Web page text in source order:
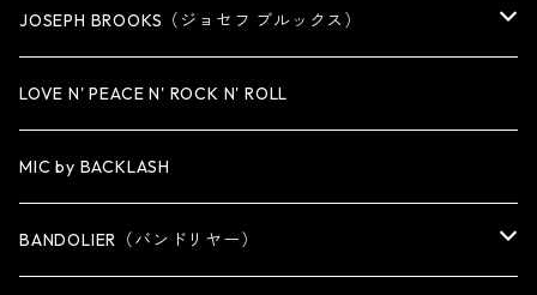
KEY CHAIN
WALLET CHAIN
WALLET
OTHER
CUFF・BANGLE
NECKLACE
KEY CHAIN
WALLET CHAIN
NECKLACE
BRACELET
MEDIUM
JOSEPH BROOKS（ジョセフ ブルックス）
BRACELET
NECKLACE
LOVE N' PEACE N' ROCK N' ROLL
MIC by BACKLASH
BANDOLIER（バンドリヤー）